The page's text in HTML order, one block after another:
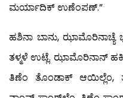
ಮರ್ಯಾದಿಕ್ ಉಣೆಂಪಣ್.”
ಹಶಿನಾ ಬಾನು,
ತಳ್ಮಳೆ ಉಟ್ಲೆ. ಝಾಮೊರಿನಾನ್
ತಿಣೆಂ ತೊಂಡಾಕ್ ಆಯಿಲ್ಲೆಂ,